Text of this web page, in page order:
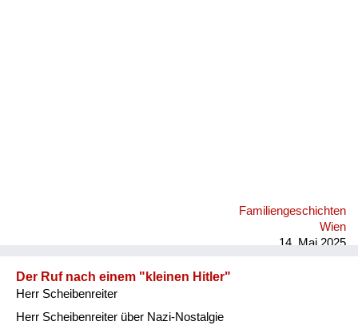
Familiengeschichten
Wien
14. Mai 2025
Der Ruf nach einem "kleinen Hitler"
Herr Scheibenreiter
Herr Scheibenreiter über Nazi-Nostalgie